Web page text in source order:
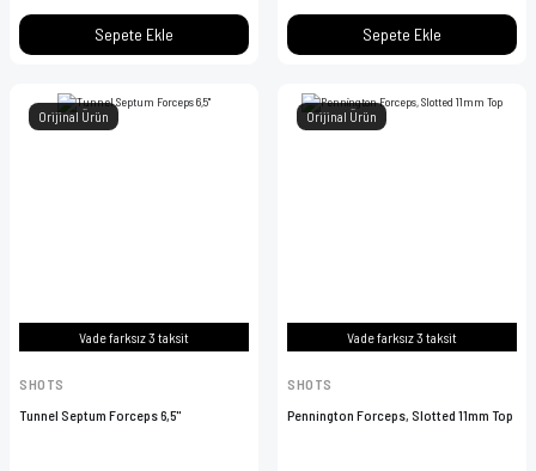
Sepete Ekle Sepete Ekle
Orijinal Ürün
Vade farksız 3 taksit
SHOTS
Tunnel Septum Forceps 6,5''
Orijinal Ürün
Vade farksız 3 taksit
SHOTS
Pennington Forceps, Slotted 11mm Top